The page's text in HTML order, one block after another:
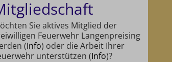
Sie aktives Mitglied der
Feuerwehr Langenpreising
(Info) oder die Arbeit Ihrer
unterstützen (Info)?